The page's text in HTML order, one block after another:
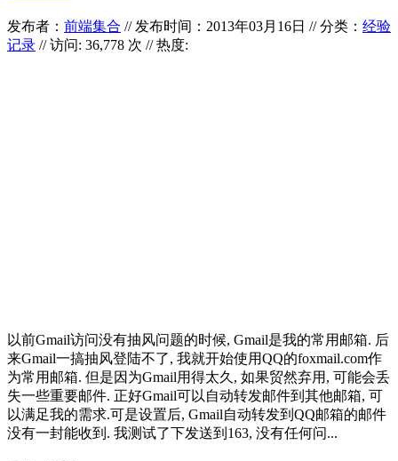
发布者： 前端集合 //发布时间：2013年03月16日 //分类： 经验
记录 // 访问: 36,778 次 // 热度:
以前Gmail访问没有抽风问题的时候, Gmail是我的常用邮箱. 后
来Gmail一搞抽风登陆不了, 我就开始使用QQ的foxmail.com作
为常用邮箱. 但是因为Gmail用得太久, 如果贸然弃用, 可能会丢
失一些重要邮件. 正好Gmail可以自动转发邮件到其他邮箱, 可
以满足我的需求.可是设置后, Gmail自动转发到QQ邮箱的邮件
没有一封能收到. 我测试了下发送到163, 没有任何问...